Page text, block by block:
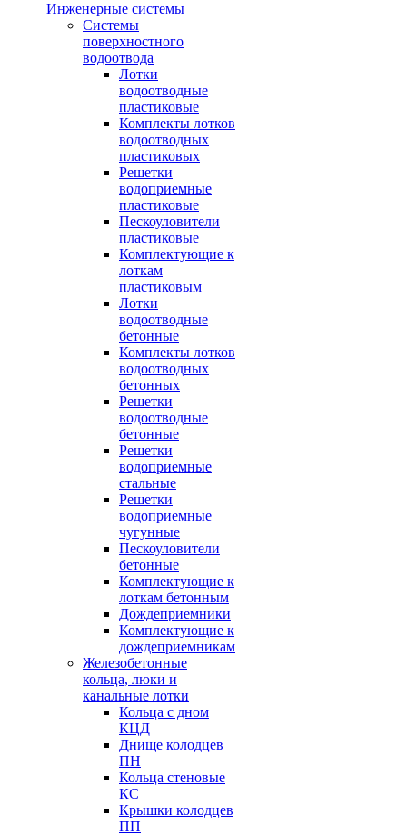
Инженерные системы
Системы
поверхностного
водоотвода
Лотки
водоотводные
пластиковые
Комплекты лотков
водоотводных
пластиковых
Решетки
водоприемные
пластиковые
Пескоуловители
пластиковые
Комплектующие к
лоткам
пластиковым
Лотки
водоотводные
бетонные
Комплекты лотков
водоотводных
бетонных
Решетки
водоотводные
бетонные
Решетки
водоприемные
стальные
Решетки
водоприемные
чугунные
Пескоуловители
бетонные
Комплектующие к
лоткам бетонным
Дождеприемники
Комплектующие к
дождеприемникам
Железобетонные
кольца, люки и
канальные лотки
Кольца с дном
КЦД
Днище колодцев
ПН
Кольца стеновые
КС
Крышки колодцев
ПП